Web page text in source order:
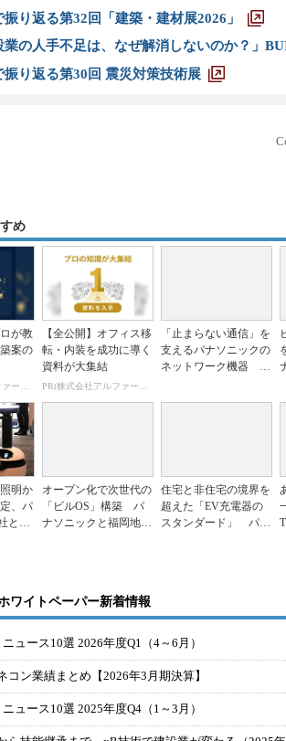
振り返る第32回「建築・建材展2026」
業の人手不足は、なぜ解消しないのか？」
振り返る第30回 震災対策技術展
め
が教
案の
PR(株式会社アルファーテクノ)
【全公開】オフィス移
転・内装を成功に導く
資料が大集結
PR(株式会社アルファーテクノ)
「止まらない通信」を
支えるパナソニックの
ネットワーク機器 文
明か
、パ
とug
オープン化で次世代の
「ビルOS」構築 パ
ナソニックと福岡地所
住宅と非住宅の境界を
超えた「EV充電器の
スタンダード」 パナ
ワイトペーパー新着情報
ニュース10選 2026年度Q1（4～6月）
コン業績まとめ【2026年3月期決算】
ニュース10選 2025年度Q4（1～3月）